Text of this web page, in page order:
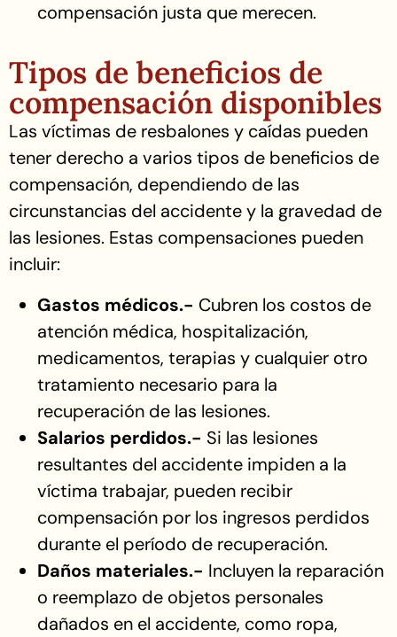
compensación justa que merecen.
Tipos de beneficios de
compensación disponibles
Las víctimas de resbalones y caídas pueden
tener derecho a varios tipos de beneficios de
compensación, dependiendo de las
circunstancias del accidente y la gravedad de
las lesiones. Estas compensaciones pueden
incluir:
Gastos médicos.- Cubren los costos de
atención médica, hospitalización,
medicamentos, terapias y cualquier otro
tratamiento necesario para la
recuperación de las lesiones.
Salarios perdidos.- Si las lesiones
resultantes del accidente impiden a la
víctima trabajar, pueden recibir
compensación por los ingresos perdidos
durante el período de recuperación.
Daños materiales.- Incluyen la reparación
o reemplazo de objetos personales
dañados en el accidente, como ropa,